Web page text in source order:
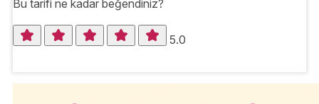
Bu tarifi ne kadar beğendiniz?
5.0